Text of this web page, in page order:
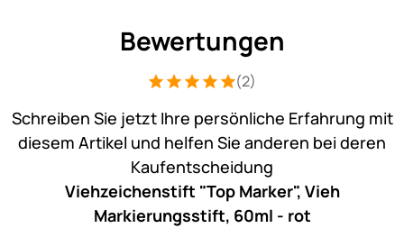
Bewertungen
Bewertung: 5 von 5 (2 Bewertungen)
2 Bewertungen
(2)
Schreiben Sie jetzt Ihre persönliche Erfahrung mit
diesem Artikel und helfen Sie anderen bei deren
Kaufentscheidung
Viehzeichenstift "Top Marker", Vieh
Markierungsstift, 60ml - rot